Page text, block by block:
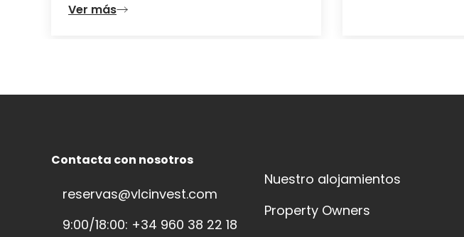
Ver más
Contacta con nosotros
reservas@vlcinvest.com
9:00/18:00: +34 960 38 22 18
Nuestro alojamientos
Property Owners